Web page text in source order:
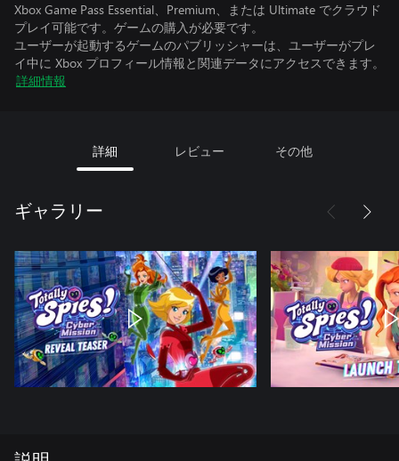
Xbox Game Pass Essential、Premium、または Ultimate でクラウド
プレイ可能です。ゲームの購入が必要です。
ユーザーが起動するゲームのパブリッシャーは、ユーザーがプレ
イ中に Xbox プロフィール情報と関連データにアクセスできます。
詳細情報
詳細 レビュー その他
ギャラリー